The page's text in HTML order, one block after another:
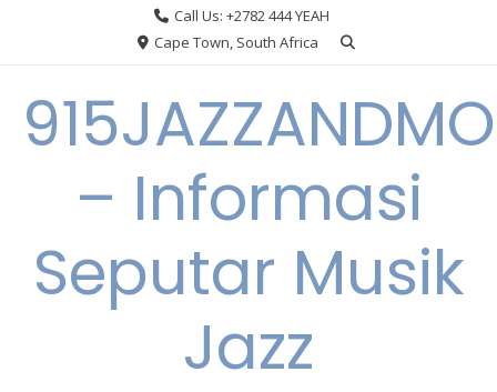
Call Us: +2782 444 YEAH
Cape Town, South Africa
– Informasi
Seputar Musik
Jazz